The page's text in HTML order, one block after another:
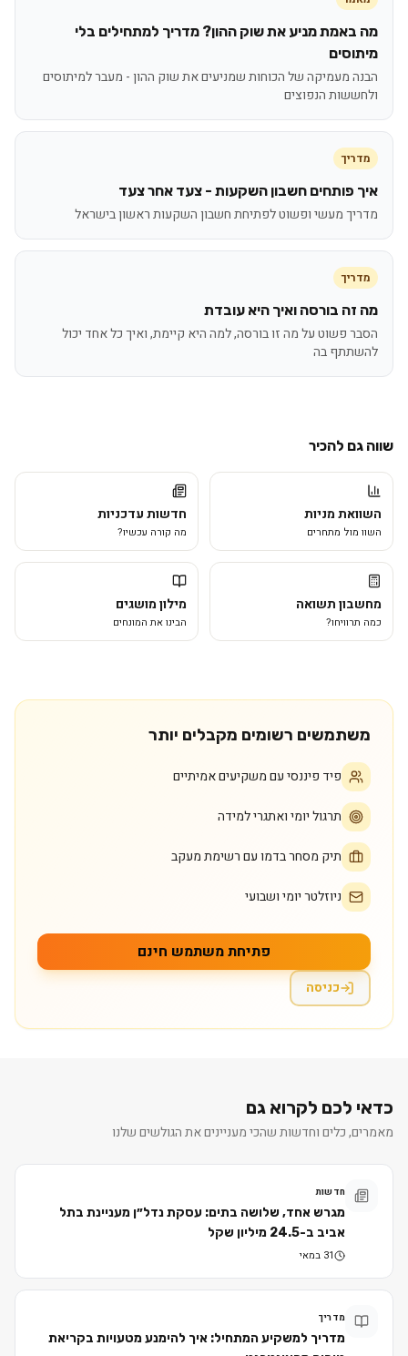
מה באמת מניע את שוק ההון? מדריך למתחילים בלי
מיתוסים
הבנה מעמיקה של הכוחות שמניעים את שוק ההון - מעבר למיתוסים
ולחששות הנפוצים
מדריך
איך פותחים חשבון השקעות - צעד אחר צעד
מדריך מעשי ופשוט לפתיחת חשבון השקעות ראשון בישראל
מדריך
מה זה בורסה ואיך היא עובדת
הסבר פשוט על מה זו בורסה, למה היא קיימת, ואיך כל אחד יכול
להשתתף בה
שווה גם להכיר
השוואת מניות
השוו מול מתחרים
חדשות עדכניות
מה קורה עכשיו?
מחשבון תשואה
כמה תרוויחו?
מילון מושגים
הבינו את המונחים
משתמשים רשומים מקבלים יותר
פיד פיננסי עם משקיעים אמיתיים
תרגול יומי ואתגרי למידה
תיק מסחר בדמו עם רשימת מעקב
ניוזלטר יומי ושבועי
פתיחת משתמש חינם
כניסה
כדאי לכם לקרוא גם
מאמרים, כלים וחדשות שהכי מעניינים את הגולשים שלנו
חדשות
מגרש אחד, שלושה בתים: עסקת נדל״ן מעניינת בתל
אביב ב-24.5 מיליון שקל
31 במאי
מדריך
מדריך למשקיע המתחיל: איך להימנע מטעויות בקריאת